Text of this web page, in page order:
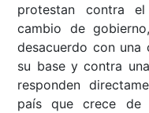
protestan contra
cambio de
desacuerdo con una
su base y contra
responden
país que crece de